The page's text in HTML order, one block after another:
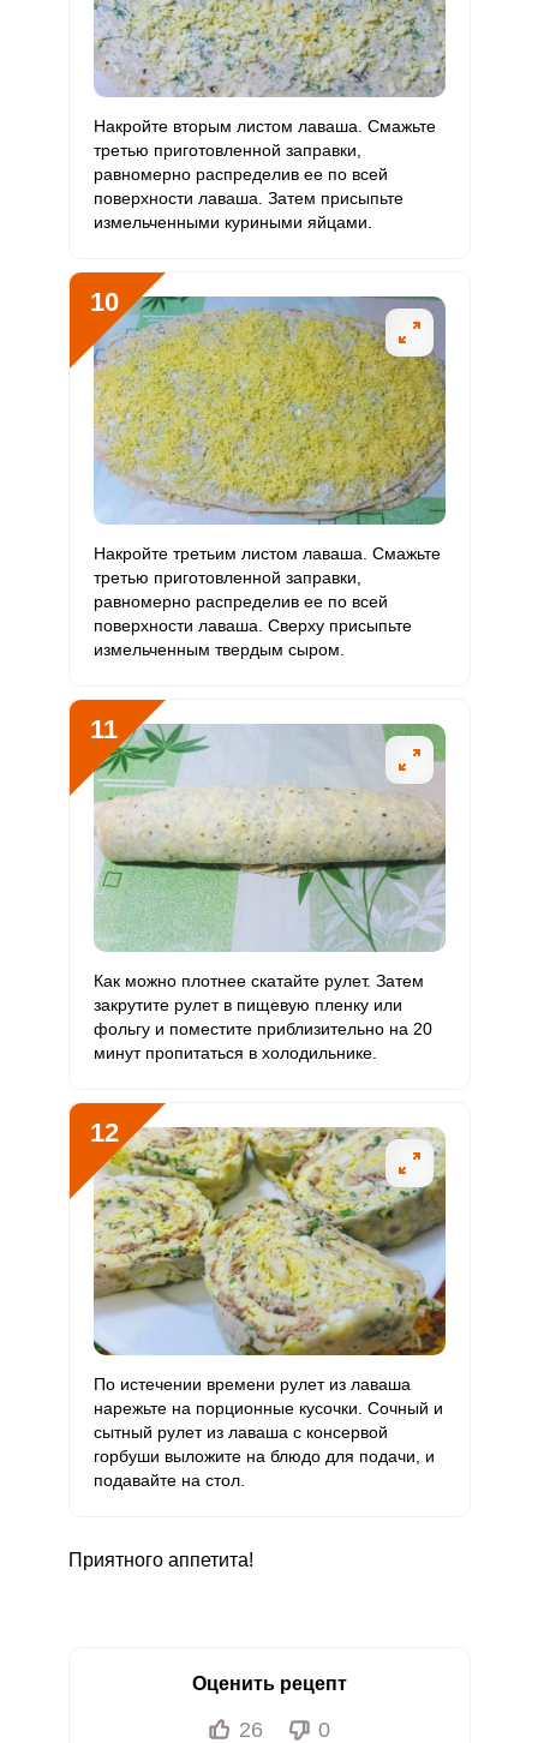
Накройте вторым листом лаваша. Смажьте
третью приготовленной заправки,
равномерно распределив ее по всей
поверхности лаваша. Затем присыпьте
измельченными куриными яйцами.
10
Накройте третьим листом лаваша. Смажьте
третью приготовленной заправки,
равномерно распределив ее по всей
поверхности лаваша. Сверху присыпьте
измельченным твердым сыром.
11
Как можно плотнее скатайте рулет. Затем
закрутите рулет в пищевую пленку или
фольгу и поместите приблизительно на 20
минут пропитаться в холодильнике.
12
По истечении времени рулет из лаваша
нарежьте на порционные кусочки. Сочный и
сытный рулет из лаваша с консервой
горбуши выложите на блюдо для подачи, и
подавайте на стол.
Приятного аппетита!
Оценить рецепт
26 0